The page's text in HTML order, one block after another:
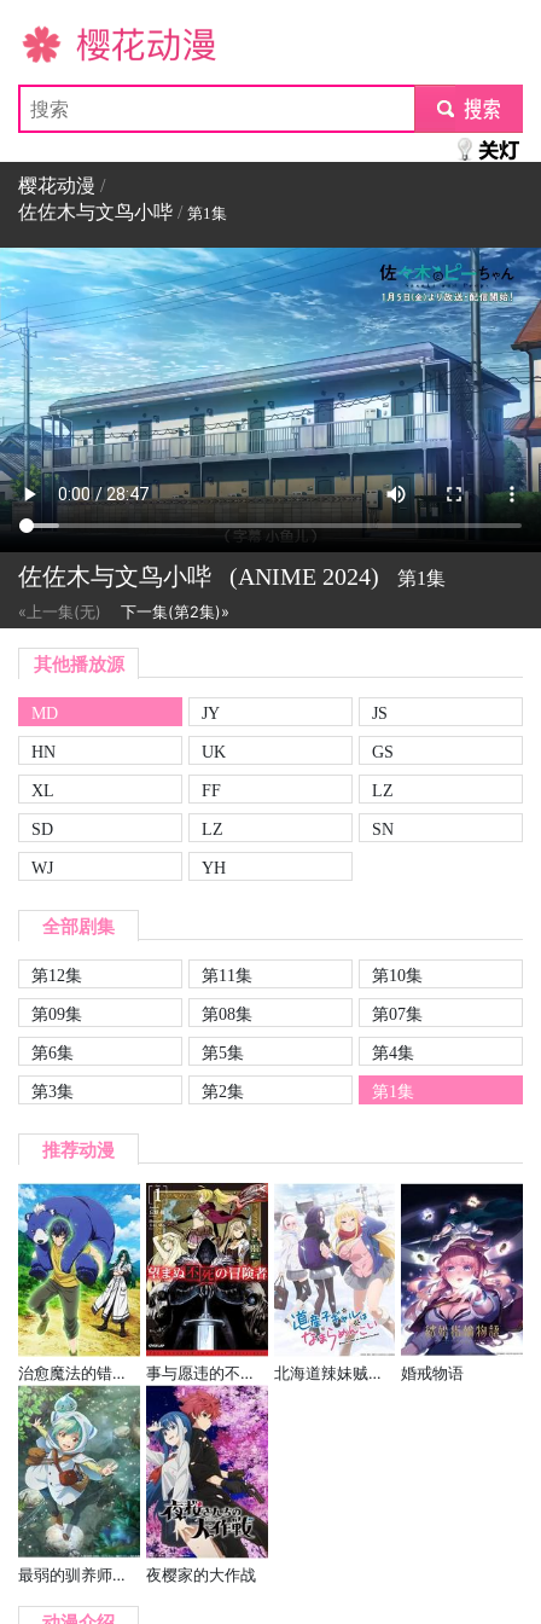
樱花动漫
submit
樱花动漫 /
佐佐木与文鸟小哔 / 第1集
佐佐木与文鸟小哔 (ANIME 2024) 第1集
«上一集(无) 下一集(第2集)»
其他播放源
MD JY
JS
HN
UK
GS
XL
FF
LZ
SD
LZ
SN
WJ
YH
全部剧集
第12集 第11集
第10集
第09集
第08集
第07集
第6集
第5集
第4集
第3集
第2集 第1集
推荐动漫
治愈魔法的错误使用方法 事与愿违的不死冒险者 北海道辣妹贼拉可爱 婚戒物语
最弱的驯养师开启的捡垃圾的旅途 夜樱家的大作战